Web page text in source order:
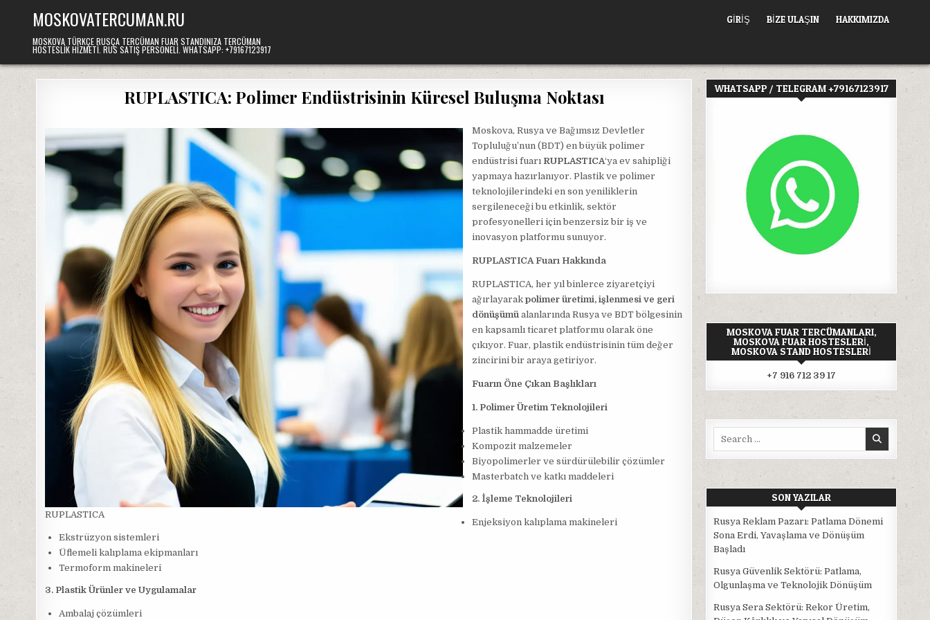
MOSKOVATERCUMAN.RU
MOSKOVA TÜRKÇE RUSÇA TERCÜMAN FUAR STANDINIZA TERCÜMAN
HOSTESLIK HIZMETI. RUS SATIŞ PERSONELI. WHATSAPP: +79167123917
GIRIŞ BİZE ULAŞIN HAKKIMIZDA
RUPLASTICA: Polimer Endüstrisinin Küresel Buluşma Noktası
RUPLASTICA
Moskova, Rusya ve Bağımsız Devletler
Topluluğu’nun (BDT) en büyük polimer
endüstrisi fuarı RUPLASTICA‘ya ev sahipliği
yapmaya hazırlanıyor. Plastik ve polimer
teknolojilerindeki en son yeniliklerin
sergileneceği bu etkinlik, sektör
profesyonelleri için benzersiz bir iş ve
inovasyon platformu sunuyor.
RUPLASTICA Fuarı Hakkında
RUPLASTICA, her yıl binlerce ziyaretçiyi
ağırlayarakpolimer üretimi, işlenmesi ve geri
dönüşümü alanlarında Rusya ve BDT bölgesinin
en kapsamlı ticaret platformu olarak öne
çıkıyor. Fuar, plastik endüstrisinin tüm değer
zincirini bir araya getiriyor.
Fuarın Öne Çıkan Başlıkları
1. Polimer Üretim Teknolojileri
Plastik hammadde üretimi
Kompozit malzemeler
Biyopolimerler ve sürdürülebilir çözümler
Masterbatch ve katkı maddeleri
2. İşleme Teknolojileri
Enjeksiyon kalıplama makineleri
Ekstrüzyon sistemleri
Üflemeli kalıplama ekipmanları
Termoform makineleri
3. Plastik Ürünler ve Uygulamalar
Ambalaj çözümleri
WHATSAPP / TELEGRAM +79167123917
MOSKOVA FUAR TERCÜMANLARI,
MOSKOVA FUAR HOSTESLERI,
MOSKOVA STAND HOSTESLERI
+7 916 712 39 17
SON YAZILAR
Rusya Reklam Pazarı: Patlama Dönemi
Sona Erdi, Yavaşlama ve Dönüşüm
Başladı
Rusya Güvenlik Sektörü: Patlama,
Olgunlaşma ve Teknolojik Dönüşüm
Rusya Sera Sektörü: Rekor Üretim,